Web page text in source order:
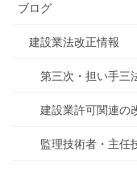
ブログ
建設業法改正情報
第三次・担い手三
建設業許可関連の
監理技術者・主任